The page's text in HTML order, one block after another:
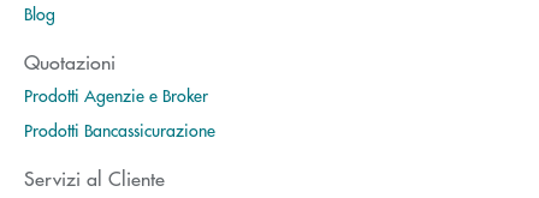
Blog
Quotazioni
Prodotti Agenzie e Broker
Prodotti Bancassicurazione
Servizi al Cliente